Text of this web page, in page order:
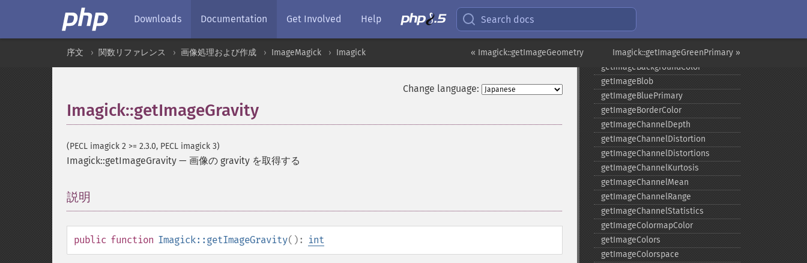
Downloads Documentation Get Involved Help Search docs
Imagick::getImageGreenPrimary »
« Imagick::getImageGeometry
序文 関数リファレンス 画像処理および作成 ImageMagick Imagick
Change language:
Imagick::getImageGravity
(PECL imagick 2 >= 2.3.0, PECL imagick 3)
Imagick::getImageGravity — 画像の gravity を取得する
説明
public function Imagick::getImageGravity(): int
getHomeURL
getImageAlphaChannel
getImageArtifact
getImageBackgroundColor
getImageBlob
getImageBluePrimary
getImageBorderColor
getImageChannelDepth
getImageChannelDistortion
getImageChannelDistortions
getImageChannelKurtosis
getImageChannelMean
getImageChannelRange
getImageChannelStatistics
getImageColormapColor
getImageColors
getImageColorspace